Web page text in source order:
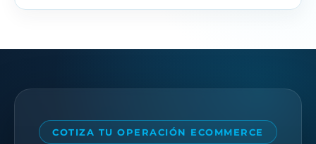
medida.
pedidos, el tipo de servicio (mismo día, contra entrega,
cuánto cuesta un envío en Bogotá.
COTIZA TU OPERACIÓN ECOMMERCE